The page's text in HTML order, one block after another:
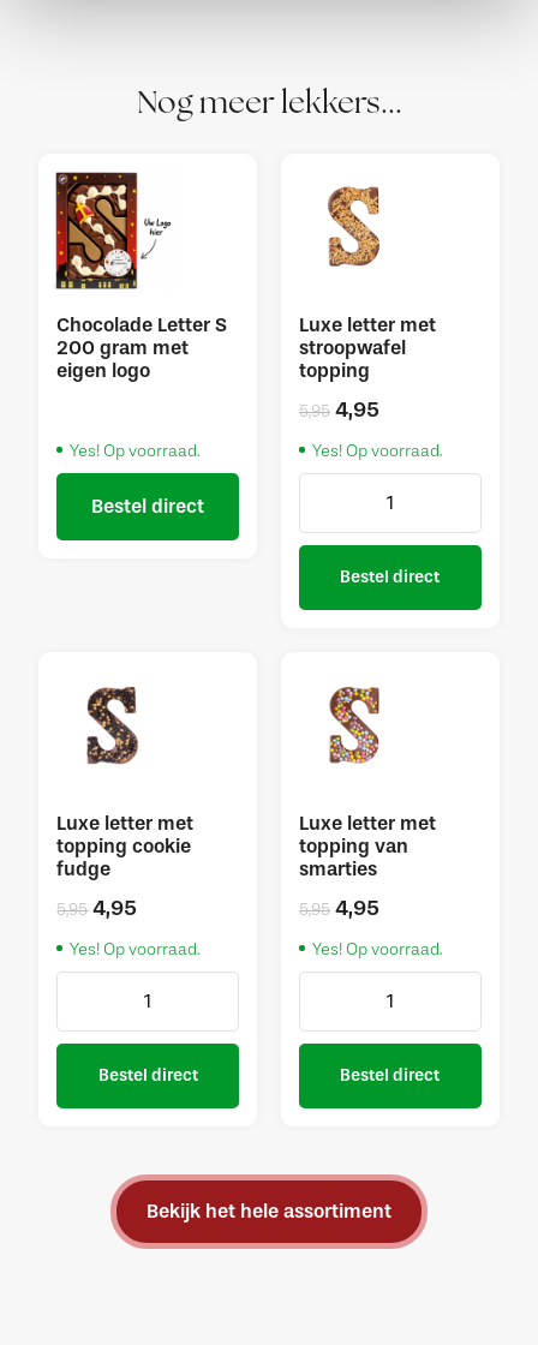
Nog meer lekkers...
Chocolade Letter S
200 gram met
eigen logo
Yes! Op voorraad.
Bestel direct
Luxe letter met
stroopwafel
topping
5,95 4,95
Yes! Op voorraad.
Bestel direct
Luxe letter met
topping cookie
fudge
5,95 4,95
Yes! Op voorraad.
Bestel direct
Luxe letter met
topping van
smarties
5,95 4,95
Yes! Op voorraad.
Bestel direct
Bekijk het hele assortiment